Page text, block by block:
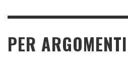
PER ARGOMENTI